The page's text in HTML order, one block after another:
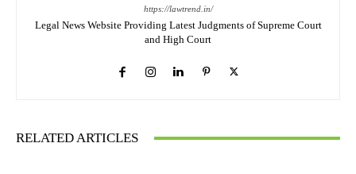
https://lawtrend.in/
Legal News Website Providing Latest Judgments of Supreme Court
and High Court
RELATED ARTICLES